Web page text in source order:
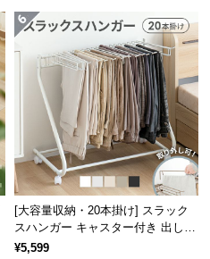
[大容量収納・20本掛け] スラック
スハンガー キャスター付き 出し入
れ簡単 棚なしタイプ
¥5,599